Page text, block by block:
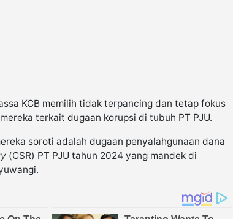
KCB memilih tidak terpancing dan tetap fokus
terkait dugaan korupsi di tubuh PT PJU.
soroti adalah dugaan penyalahgunaan dana
(CSR) PT PJU tahun 2024 yang mandek di